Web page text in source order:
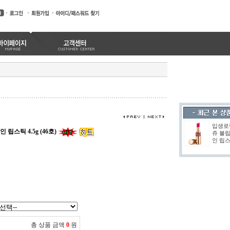
립스틱 4.5g (46호)
총 상품 금액 0 원
입생
쥬 볼
인 립